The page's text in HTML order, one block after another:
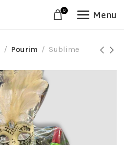
0 Menu
Pourim Sublime